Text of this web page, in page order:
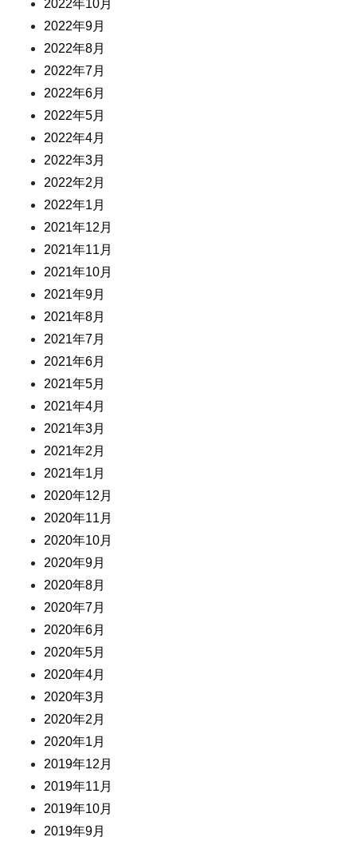
2022年10月
2022年9月
2022年8月
2022年7月
2022年6月
2022年5月
2022年4月
2022年3月
2022年2月
2022年1月
2021年12月
2021年11月
2021年10月
2021年9月
2021年8月
2021年7月
2021年6月
2021年5月
2021年4月
2021年3月
2021年2月
2021年1月
2020年12月
2020年11月
2020年10月
2020年9月
2020年8月
2020年7月
2020年6月
2020年5月
2020年4月
2020年3月
2020年2月
2020年1月
2019年12月
2019年11月
2019年10月
2019年9月